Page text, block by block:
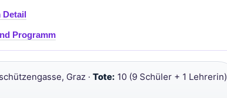
Detail
Programm
Graz · Tote: 10 (9 Schüler + 1 Lehrerin)